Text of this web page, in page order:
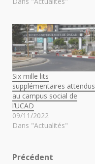
Six mille lits
supplémentaires attendus
au campus social de
l’UCAD
09/11/2022
Dans "Actualités"
Navigation
Précédent